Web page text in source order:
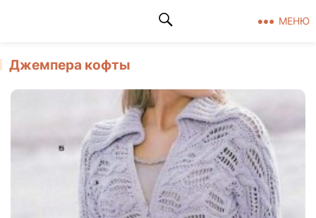
МЕНЮ
Джемпера кофты